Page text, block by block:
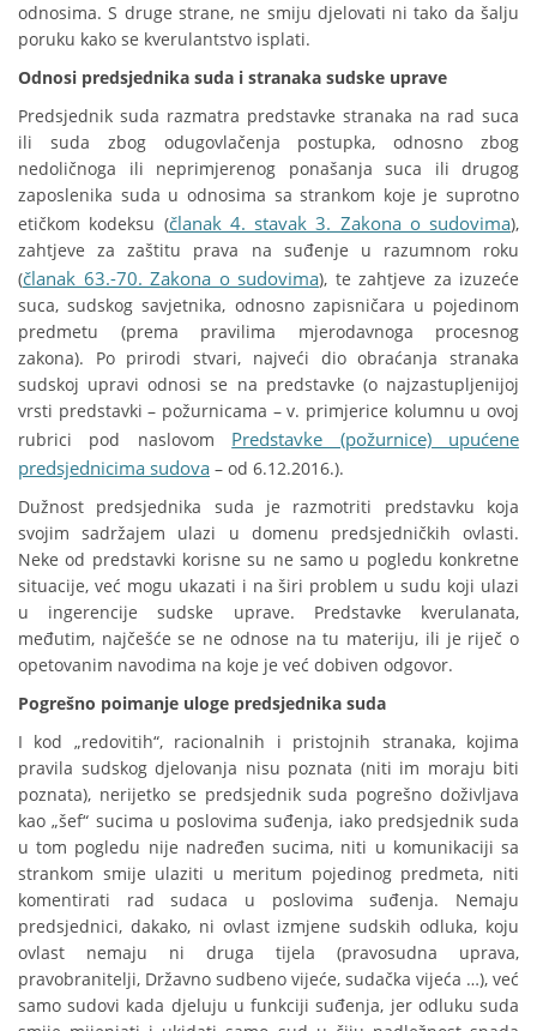
odnosima. S druge strane, ne smiju djelovati ni tako da šalju
poruku kako se kverulantstvo isplati.
Odnosi predsjednika suda i stranaka sudske uprave
Predsjednik suda razmatra predstavke stranaka na rad suca
ili suda zbog odugovlačenja postupka, odnosno zbog
nedoličnoga ili neprimjerenog ponašanja suca ili drugog
zaposlenika suda u odnosima sa strankom koje je suprotno
etičkom kodeksu (članak 4. stavak 3. Zakona o sudovima),
zahtjeve za zaštitu prava na suđenje u razumnom roku
(članak 63.-70. Zakona o sudovima), te zahtjeve za izuzeće
suca, sudskog savjetnika, odnosno zapisničara u pojedinom
predmetu (prema pravilima mjerodavnoga procesnog
zakona). Po prirodi stvari, najveći dio obraćanja stranaka
sudskoj upravi odnosi se na predstavke (o najzastupljenijoj
vrsti predstavki – požurnicama – v. primjerice kolumnu u ovoj
rubrici pod naslovom Predstavke (požurnice) upućene
predsjednicima sudova – od 6.12.2016.).
Dužnost predsjednika suda je razmotriti predstavku koja
svojim sadržajem ulazi u domenu predsjedničkih ovlasti.
Neke od predstavki korisne su ne samo u pogledu konkretne
situacije, već mogu ukazati i na širi problem u sudu koji ulazi
u ingerencije sudske uprave. Predstavke kverulanata,
međutim, najčešće se ne odnose na tu materiju, ili je riječ o
opetovanim navodima na koje je već dobiven odgovor.
Pogrešno poimanje uloge predsjednika suda
I kod „redovitih“, racionalnih i pristojnih stranaka, kojima
pravila sudskog djelovanja nisu poznata (niti im moraju biti
poznata), nerijetko se predsjednik suda pogrešno doživljava
kao „šef“ sucima u poslovima suđenja, iako predsjednik suda
u tom pogledu nije nadređen sucima, niti u komunikaciji sa
strankom smije ulaziti u meritum pojedinog predmeta, niti
komentirati rad sudaca u poslovima suđenja. Nemaju
predsjednici, dakako, ni ovlast izmjene sudskih odluka, koju
ovlast nemaju ni druga tijela (pravosudna uprava,
pravobranitelji, Državno sudbeno vijeće, sudačka vijeća …), već
samo sudovi kada djeluju u funkciji suđenja, jer odluku suda